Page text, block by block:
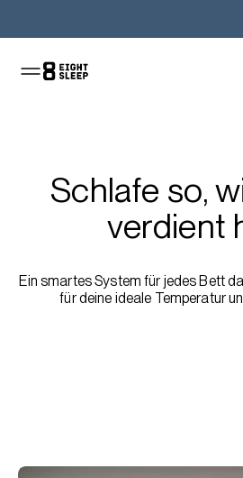
Schlafe so,
verdient
Ein smartes System für jedes Bett
für deine ideale Temperatur